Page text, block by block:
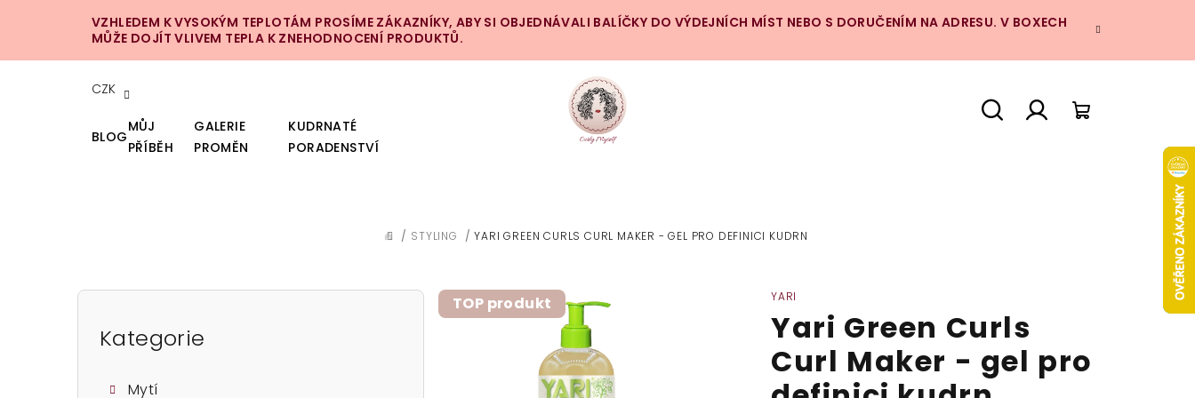
VZHLEDEM K VYSOKÝM TEPLOTÁM PROSÍME ZÁKAZNÍKY, ABY SI OBJEDNÁVALI BALÍČKY DO VÝDEJNÍCH MÍST NEBO S DORUČENÍM NA ADRESU. V BOXECH
MŮŽE DOJÍT VLIVEM TEPLA K ZNEHODNOCENÍ PRODUKTŮ.
CZK
BLOG
MŮJ
PŘÍBĚH
GALERIE
PROMĚN
KUDRNATÉ
PORADENSTVÍ
DOMŮ
/ STYLING / YARI GREEN CURLS CURL MAKER - GEL PRO DEFINICI KUDRN
P
Přeskočit
kategorie
Kategorie
Mytí
YARI
Yari Green Curls
Curl Maker - gel pro
TOP produkt